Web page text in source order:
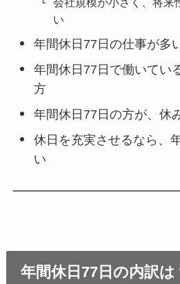
い
年間休日77日の仕事が多
年間休日77日で働いてい
方
年間休日77日の方が、休
休日を充実させるなら、
い
年間休日77日の内訳は